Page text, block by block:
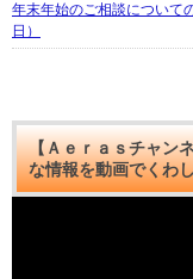
年末年始のご相談について
日）
【Ａｅｒａｓチャン
な情報を動画でくわ